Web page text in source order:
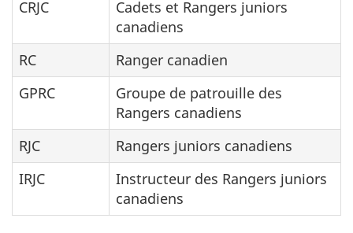
CRJC
Cadets et Rangers juniors
canadiens
RC
Ranger canadien
GPRC
Groupe de patrouille des
Rangers canadiens
RJC
Rangers juniors canadiens
IRJC
Instructeur des Rangers juniors
canadiens